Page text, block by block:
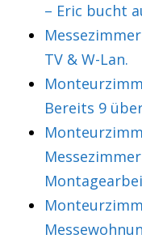
– Eric bucht
TV & W-Lan.
Bereits 9